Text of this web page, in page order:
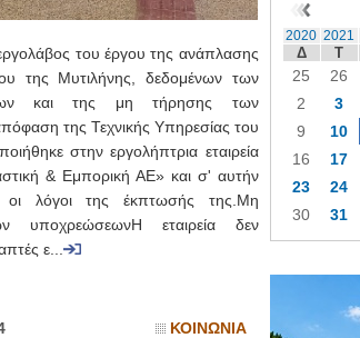
του έργου της ανάπλασης
της Μυτιλήνης, δεδομένων των
και της μη τήρησης των
της Τεχνικής Υπηρεσίας του
στην εργολήπτρια εταιρεία
& Εμπορική ΑΕ» και σ' αυτήν
οι λόγοι της έκπτωσής της.Μη
υποχρεώσεωνΗ εταιρεία δεν
ε...
ΚΟΙΝΩΝΙΑ
2020 2021
Δ Τ
25 26
2
3
9
10
16
17
23
24
30
31